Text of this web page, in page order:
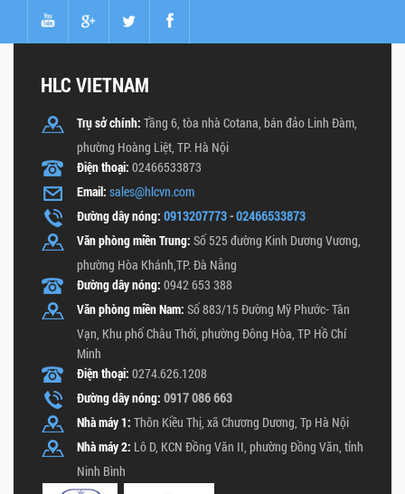
HLC VIETNAM
Trụ sở chính: Tầng 6, tòa nhà Cotana, bán đảo Linh Đàm,
phường Hoàng Liệt, TP. Hà Nội
Điện thoại: 02466533873
Email: sales@hlcvn.com
Đường dây nóng: 0913207773-02466533873
Văn phòng miền Trung: Số 525 đường Kinh Dương Vương,
phường Hòa Khánh,TP. Đà Nẵng
Đường dây nóng: 0942 653 388
Văn phòng miền Nam: Số 883/15 Đường Mỹ Phước- Tân
Vạn, Khu phố Châu Thới, phường Đông Hòa, TP Hồ Chí
Minh
Điện thoại: 0274.626.1208
Đường dây nóng: 0917 086 663
Nhà máy 1: Thôn Kiều Thị, xã Chương Dương, Tp Hà Nội
Nhà máy 2: Lô D, KCN Đồng Văn II, phường Đồng Văn, tỉnh
Ninh Bình